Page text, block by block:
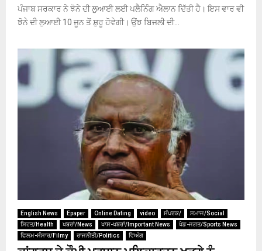
ਪੰਜਾਬ ਸਰਕਾਰ ਨੇ ਝੋਨੇ ਦੀ ਲੁਆਈ ਲਈ ਪਲੈਨਿੰਗ ਐਲਾਨ ਦਿੱਤੀ ਹੈ। ਇਸ ਵਾਰ ਵੀ
ਝੋਨੇ ਦੀ ਲੁਆਈ 10 ਜੂਨ ਤੋਂ ਸ਼ੁਰੂ ਹੋਵੇਗੀ। ਉਂਝ ਬਿਜਲੀ ਦੀ...
English News Epaper Online Dating video ਸੰਪਰਕ/
ਸਮਾਜ/Social
ਸਿਹਤ/Health
ਖਬਰਾਂ/News ਖਾਸ-ਖਬਰਾਂ/Important News
ਖੇਡ-ਜਗਤ/Sports News
ਫਿਲਮ-ਸੰਸਾਰ/Filmy
ਰਾਜਨੀਤੀ/Politics ਵਿਅੰਗ